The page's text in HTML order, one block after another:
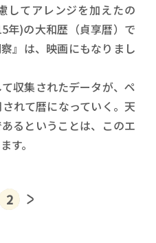
してアレンジを加えたの
年)の大和歴（貞享暦）で
』は、映画にもなりまし
収集されたデータが、ペ
れて暦になっていく。天
るということは、このエ
す。
2